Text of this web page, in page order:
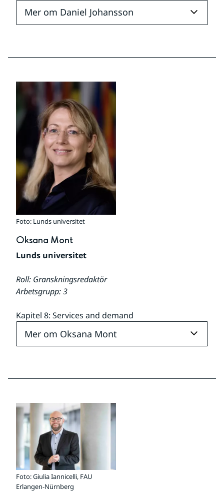
Mer om Daniel Johansson
Foto: Lunds universitet
Oksana Mont
Lunds universitet
Roll: Granskningsredaktör
Arbetsgrupp: 3
Kapitel 8: Services and demand
Mer om Oksana Mont
Foto: Giulia Iannicelli, FAU
Erlangen-Nürnberg